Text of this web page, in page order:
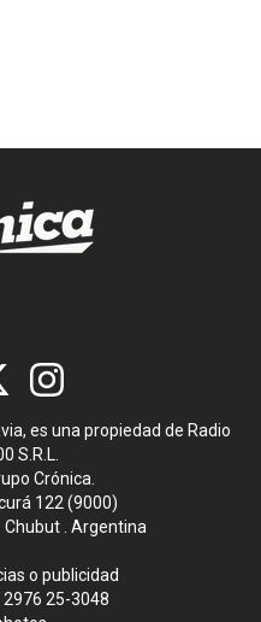
es una propiedad de Radio
S.R.L.
Crónica.
122 (9000)
Chubut . Argentina
o publicidad
2976 25-3048